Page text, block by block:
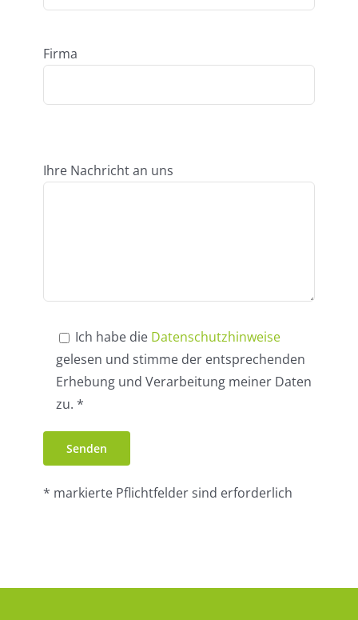
Firma
Ihre Nachricht an uns
Ich habe die Datenschutzhinweise
gelesen und stimme der entsprechenden
Erhebung und Verarbeitung meiner Daten
zu. *
* markierte Pflichtfelder sind erforderlich